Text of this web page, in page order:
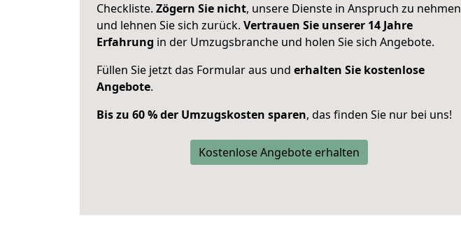
Checkliste. Zögern Sie nicht, unsere Dienste in Anspruch zu nehmen
und lehnen Sie sich zurück. Vertrauen Sie unserer 14 Jahre
Erfahrung in der Umzugsbranche und holen Sie sich Angebote.
Füllen Sie jetzt das Formular aus und erhalten Sie kostenlose
Angebote.
Bis zu 60 % der Umzugskosten sparen, das finden Sie nur bei uns!
Kostenlose Angebote erhalten